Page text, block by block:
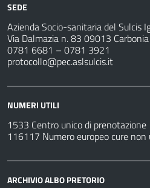
SEDE
Azienda Socio-sanitaria del Sulcis
Via Dalmazia n. 83 09013 Carbonia
0781 6681 – 0781 3921
protocollo@pec.aslsulcis.it
NUMERI UTILI
1533 Centro unico di prenotazione
116117 Numero europeo cure
ARCHIVIO ALBO PRETORIO